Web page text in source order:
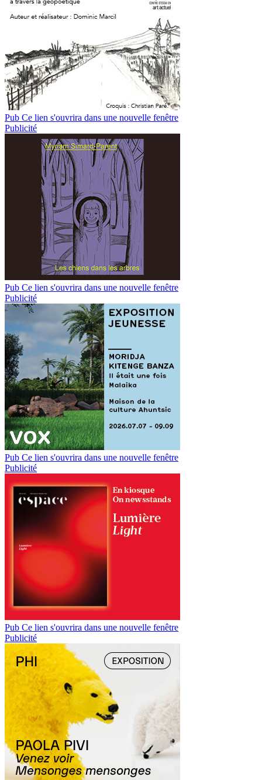
Pub Ce lien s'ouvrira dans une nouvelle fenêtre
Publicité
Pub Ce lien s'ouvrira dans une nouvelle fenêtre
Publicité
Pub Ce lien s'ouvrira dans une nouvelle fenêtre
Publicité
Pub Ce lien s'ouvrira dans une nouvelle fenêtre
Publicité